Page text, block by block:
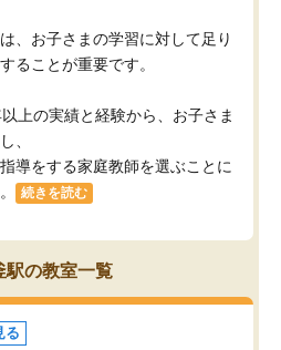
、お子さまの学習に対して足り
ることが重要です。
上の実績と経験から、お子さま
、
導をする家庭教師を選ぶことに
続きを読む
駅の教室一覧
る